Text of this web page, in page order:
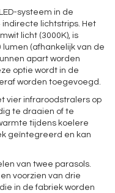
systeem in de
lichtstrips. Het
licht (3000K), is
(afhankelijk van de
apart worden
optie wordt in de
worden toegevoegd.
vier infraroodstralers op
te draaien of te
tijdens koelere
geïntegreerd en kan
van twee parasols.
voorzien van drie
in de fabriek worden